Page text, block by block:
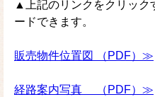
▲上記のリンクをクリック
ードできます。
販売物件位置図 （PDF）≫
経路案内写真 （PDF）≫